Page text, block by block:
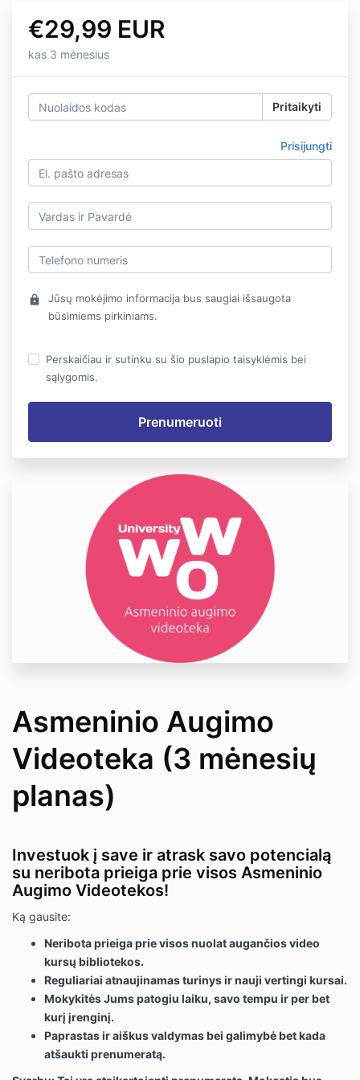
€29,99 EUR
kas 3 mėnesius
Pritaikyti
Prisijungti
lock
Jūsų mokėjimo informacija bus saugiai išsaugota
būsimiems pirkiniams.
Perskaičiau ir sutinku su šio puslapio taisyklėmis bei
sąlygomis.
Asmeninio Augimo
Videoteka (3 mėnesių
planas)
Investuok į save ir atrask savo potencialą
su neribota prieiga prie visos Asmeninio
Augimo Videotekos!
Ką gausite:
Neribota prieiga prie visos nuolat augančios video
kursų bibliotekos.
Reguliariai atnaujinamas turinys ir nauji vertingi kursai.
Mokykitės Jums patogiu laiku, savo tempu ir per bet
kurį įrenginį.
Paprastas ir aiškus valdymas bei galimybė bet kada
atšaukti prenumeratą.